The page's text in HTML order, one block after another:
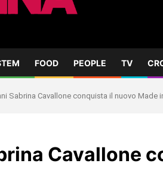
FOOD PEOPLE TV
Sabrina Cavallone conquista il nuovo Made
Cavallone